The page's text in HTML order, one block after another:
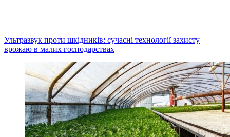
Ультразвук проти шкідників: сучасні технології захисту
врожаю в малих господарствах